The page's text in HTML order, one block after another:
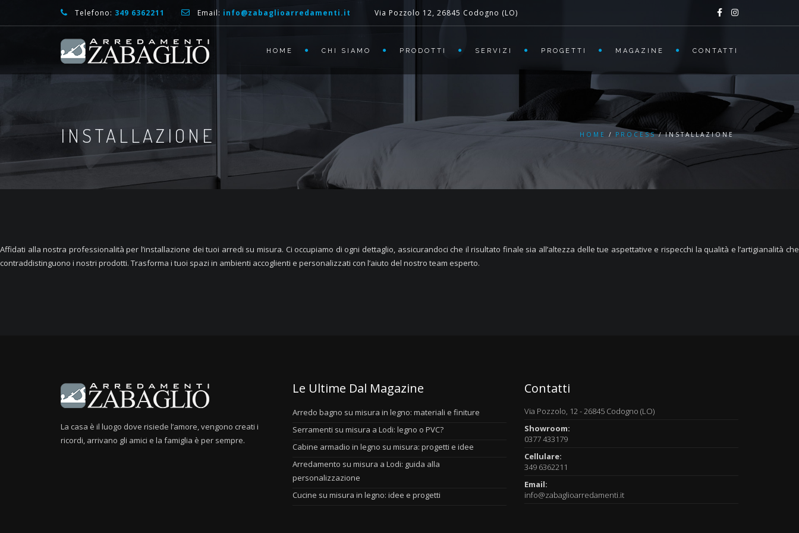
Telefono: 349 6362211 Email: info@zabaglioarredamenti.it Via Pozzolo 12, 26845 Codogno (LO)
HOME CHI SIAMO PRODOTTI SERVIZI PROGETTI MAGAZINE CONTATTI
INSTALLAZIONE HOME PROCESS INSTALLAZIONE
Affidati alla nostra professionalità per l’installazione dei tuoi arredi su misura. Ci occupiamo di ogni dettaglio, assicurandoci che il risultato finale sia all’altezza delle tue aspettative e rispecchi la qualità e l’artigianalità che
contraddistinguono i nostri prodotti. Trasforma i tuoi spazi in ambienti accoglienti e personalizzati con l’aiuto del nostro team esperto.
La casa è il luogo dove risiede l’amore, vengono creati i
ricordi, arrivano gli amici e la famiglia è per sempre.
Le Ultime Dal Magazine
Arredo bagno su misura in legno: materiali e finiture
Serramenti su misura a Lodi: legno o PVC?
Cabine armadio in legno su misura: progetti e idee
Arredamento su misura a Lodi: guida alla
personalizzazione
Cucine su misura in legno: idee e progetti
Contatti
Via Pozzolo, 12 - 26845 Codogno (LO)
Showroom:
0377 433179
Cellulare:
349 6362211
Email:
info@zabaglioarredamenti.it